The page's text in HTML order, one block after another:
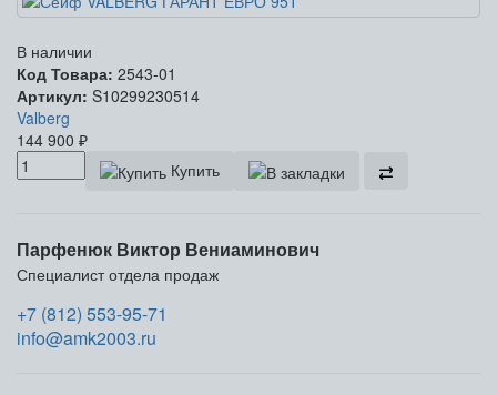
В наличии
Код Товара: 2543-01
Артикул: S10299230514
Valberg
144 900 ₽
Купить
Парфенюк Виктор Вениаминович
Специалист отдела продаж
+7 (812) 553-95-71
info@amk2003.ru